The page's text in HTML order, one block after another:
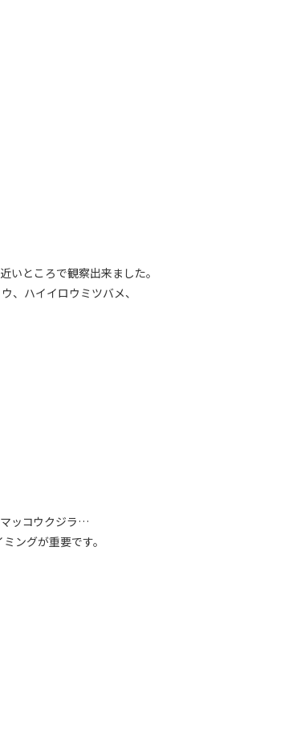
いところで観察出来ました。
、ハイイロウミツバメ、
ッコウクジラ…
ングが重要です。